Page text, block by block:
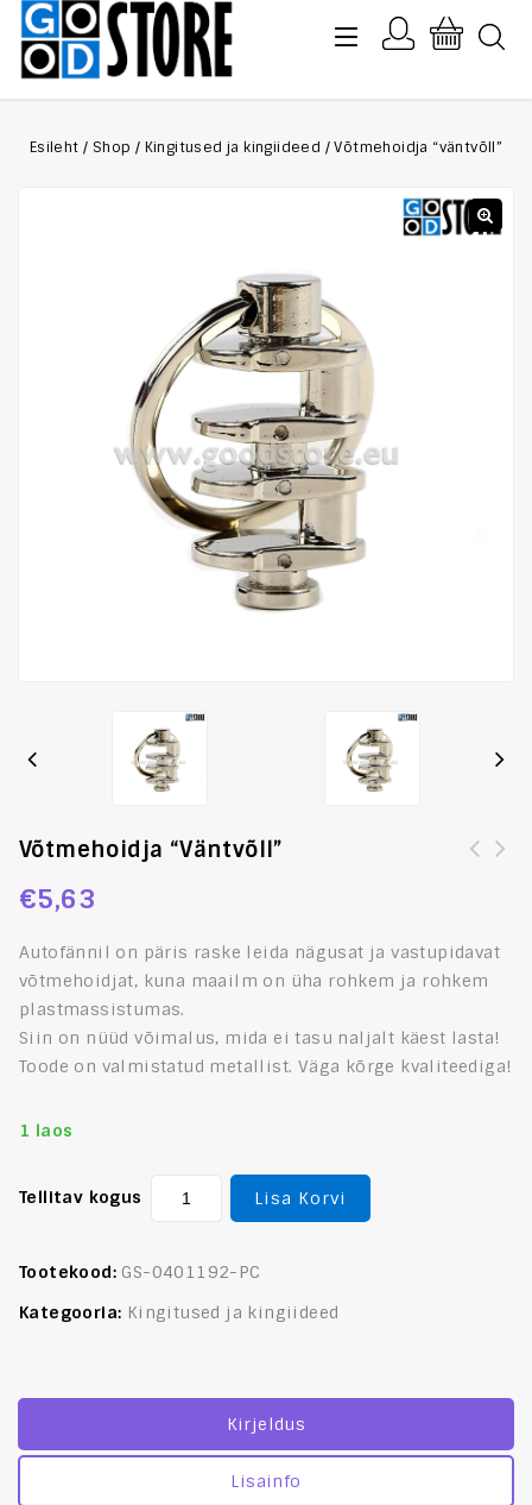
Esileht / Shop / Kingitused ja kingiideed /Võtmehoidja “väntvõll”
Võtmehoidja “väntvõll”
€5,63
Autofännil on päris raske leida nägusat ja vastupidavat
võtmehoidjat, kuna maailm on üha rohkem ja rohkem
plastmassistumas.
Siin on nüüd võimalus, mida ei tasu naljalt käest lasta!
Toode on valmistatud metallist. Väga kõrge kvaliteediga!
1 laos
Tellitav kogus Lisa Korvi
Tootekood: GS-0401192-PC
Kategooria: Kingitused ja kingiideed
Kirjeldus
Lisainfo